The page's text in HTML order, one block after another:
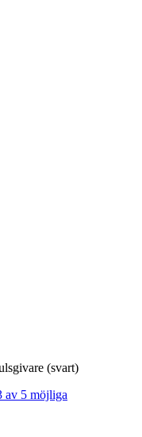
(svart)
av 5 möjliga